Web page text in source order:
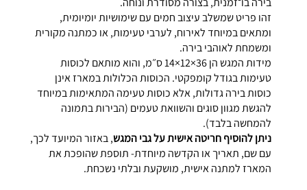
זהו פריט שמשלב עיצוב חמים עם שימושיות יומיומית,
ומתאים במיוחד לאירוח, לערבי טעימות, או כמתנה מקורית
ומשמחת לאוהבי בירה.
מידות המגש הן 36×12×14 ס״מ, והוא מותאם לכוסות
טעימות בגודל קומפקטי. הכוסות הכלולות במארז אינן
כוסות בירה גדולות, אלא כוסות טעימה המתאימות במיוחד
להגשת מגוון סוגים והשוואת טעמים (הבירות בתמונה
להמחשה בלבד).
ניתן להוסיף חריטה אישית על גבי המגש, באזור המיועד לכך,
עם שם, תאריך או הקדשה מיוחדת- תוספת שהופכת את
המארז למתנה אישית, מושקעת ובלתי נשכחת.